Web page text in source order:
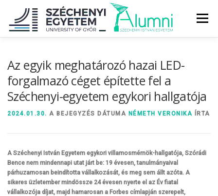
tartalomhoz
Menü
DIPLOMAÁTADÓ DIPLOMÁN TÚL
Az egyik meghatározó hazai LED-
forgalmazó céget építette fel a
Széchenyi-egyetem egykori hallgatója
2024.01.30. A BEJEGYZÉS DÁTUMA NÉMETH VERONIKA ÍRTA
A Széchenyi István Egyetem egykori villamosmérnök-hallgatója, Szórádi
Bence nem mindennapi utat járt be: 19 évesen, tanulmányaival
párhuzamosan beindította vállalkozását, és meg sem állt azóta. A
sikeres üzletember mindössze 24 évesen nyerte el az Év fiatal
vállalkozója díjat, majd hamarosan a Forbes címlapján szerepelt,